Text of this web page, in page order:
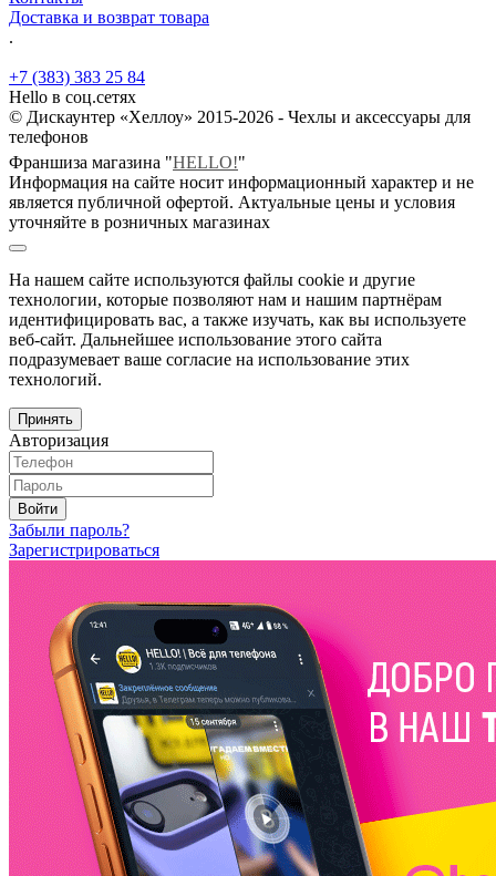
Доставка и возврат товара
.
+7 (383) 383 25 84
Hello в соц.сетях
© Дискаунтер «Хеллоу» 2015-2026 - Чехлы и аксессуары для
телефонов
Франшиза магазина "HELLO!"
Информация на сайте носит информационный характер и не
является публичной офертой. Актуальные цены и условия
уточняйте в розничных магазинах
На нашем сайте используются файлы cookie и другие
технологии, которые позволяют нам и нашим партнёрам
идентифицировать вас, а также изучать, как вы используете
веб-сайт. Дальнейшее использование этого сайта
подразумевает ваше согласие на использование этих
технологий.
Принять
Авторизация
Войти
Забыли пароль?
Зарегистрироваться